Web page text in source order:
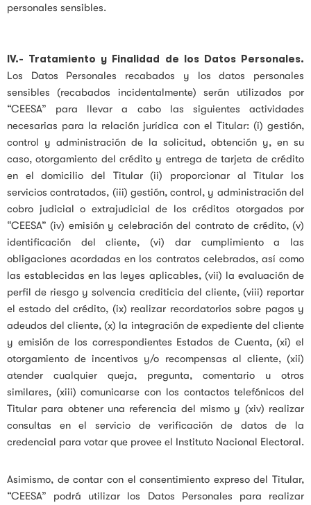
personales sensibles.
IV.- Tratamiento y Finalidad de los Datos Personales.
Los Datos Personales recabados y los datos personales
sensibles (recabados incidentalmente) serán utilizados por
“CEESA” para llevar a cabo las siguientes actividades
necesarias para la relación jurídica con el Titular: (i) gestión,
control y administración de la solicitud, obtención y, en su
caso, otorgamiento del crédito y entrega de tarjeta de crédito
en el domicilio del Titular (ii) proporcionar al Titular los
servicios contratados, (iii) gestión, control, y administración del
cobro judicial o extrajudicial de los créditos otorgados por
“CEESA” (iv) emisión y celebración del contrato de crédito, (v)
identificación del cliente, (vi) dar cumplimiento a las
obligaciones acordadas en los contratos celebrados, así como
las establecidas en las leyes aplicables, (vii) la evaluación de
perfil de riesgo y solvencia crediticia del cliente, (viii) reportar
el estado del crédito, (ix) realizar recordatorios sobre pagos y
adeudos del cliente, (x) la integración de expediente del cliente
y emisión de los correspondientes Estados de Cuenta, (xi) el
otorgamiento de incentivos y/o recompensas al cliente, (xii)
atender cualquier queja, pregunta, comentario u otros
similares, (xiii) comunicarse con los contactos telefónicos del
Titular para obtener una referencia del mismo y (xiv) realizar
consultas en el servicio de verificación de datos de la
credencial para votar que provee el Instituto Nacional Electoral.
Asimismo, de contar con el consentimiento expreso del Titular,
“CEESA” podrá utilizar los Datos Personales para realizar